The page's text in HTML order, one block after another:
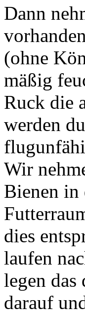
Dann
(ohne
mäßig
Ruck die
werden
Wir
Bienen in
dies
laufen
legen das
darauf